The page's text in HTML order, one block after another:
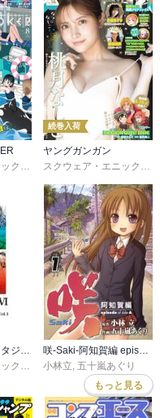
,石原宙 菖蒲
スクウェア・エニックス
川村拓,河本ほむら, 尚村透
続巻入荷
ヤングガンガン
スクウェア・エニックス
七 佐島勤
スタジオベントスタッフ
小林立 五十嵐あぐり
もっと見る